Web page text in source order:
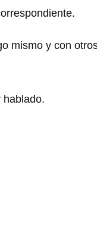
mismo y con
hablado.